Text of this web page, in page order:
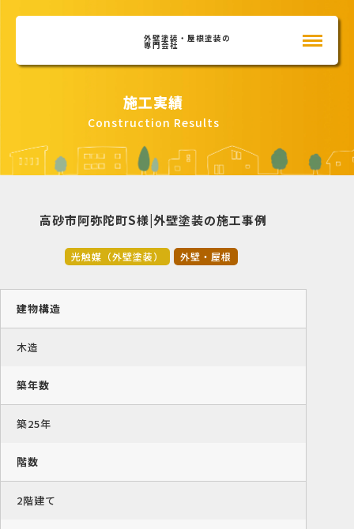
外壁塗装・屋根塗装の
専門会社
施工実績
Construction Results
高砂市阿弥陀町S様|外壁塗装の施工事例
光触媒（外壁塗装） 外壁・屋根
建物構造
木造
築年数
築25年
階数
2階建て